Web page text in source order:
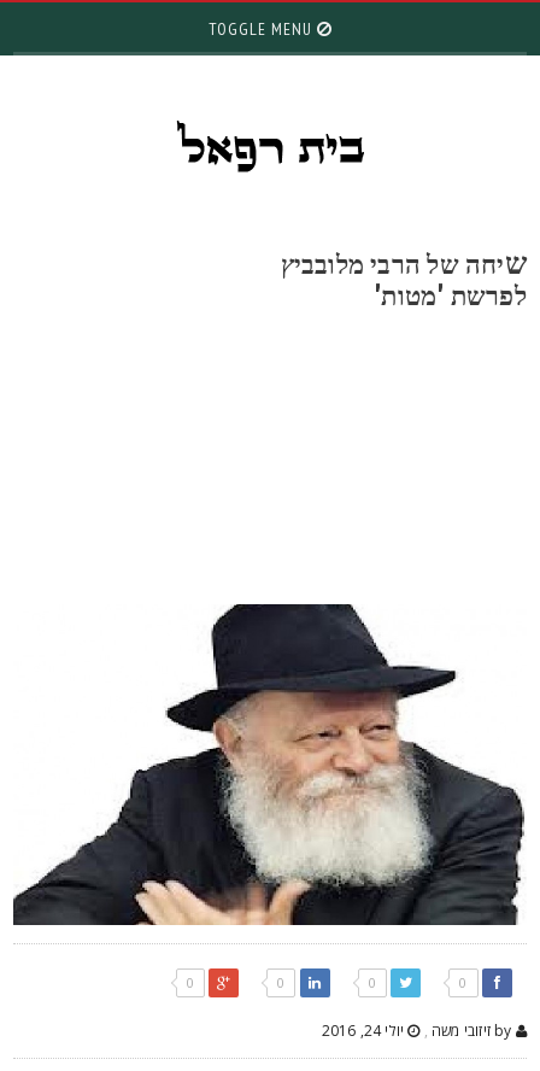
TOGGLE MENU
יחה של הרבי מלובביץ
'מטות'
, יולי 24, 2016